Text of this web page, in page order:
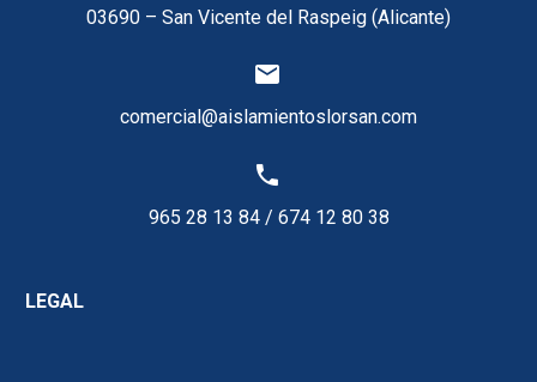
03690 – San Vicente del Raspeig (Alicante)


comercial@aislamientoslorsan.com


965 28 13 84/ 674 12 80 38
LEGAL